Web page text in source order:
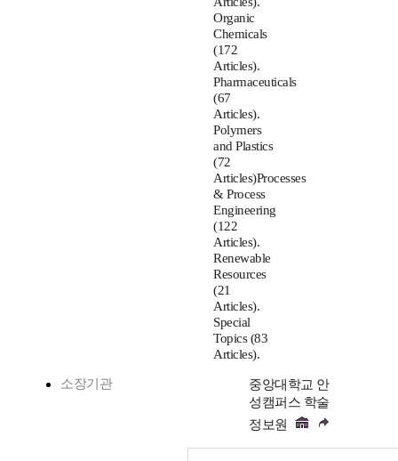
Organic
Chemicals
(172
Articles).
Pharmaceuticals
(67
Articles).
Polymers
and Plastics
(72
Articles)Processes
& Process
Engineering
(122
Articles).
Renewable
Resources
(21
Articles).
Special
Topics (83
Articles).
소장기관
중앙대학교 안
성캠퍼스 학술
정보원